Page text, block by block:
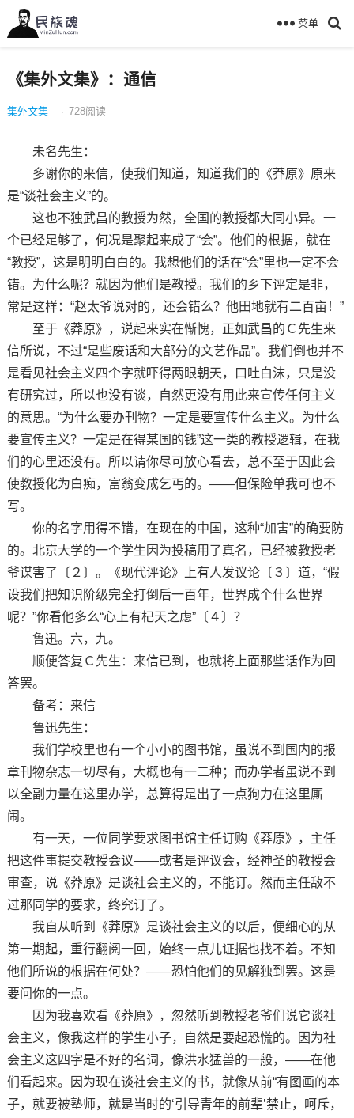
菜单
《集外文集》：通信
集外文集 · 728阅读
未名先生：
多谢你的来信，使我们知道，知道我们的《莽原》原来
是“谈社会主义”的。
这也不独武昌的教授为然，全国的教授都大同小异。一
个已经足够了，何况是聚起来成了“会”。他们的根据，就在
“教授”，这是明明白白的。我想他们的话在“会”里也一定不会
错。为什么呢？就因为他们是教授。我们的乡下评定是非，
常是这样：“赵太爷说对的，还会错么？他田地就有二百亩！”
至于《莽原》，说起来实在惭愧，正如武昌的Ｃ先生来
信所说，不过“是些废话和大部分的文艺作品”。我们倒也并不
是看见社会主义四个字就吓得两眼朝天，口吐白沫，只是没
有研究过，所以也没有谈，自然更没有用此来宣传任何主义
的意思。“为什么要办刊物？一定是要宣传什么主义。为什么
要宣传主义？一定是在得某国的钱”这一类的教授逻辑，在我
们的心里还没有。所以请你尽可放心看去，总不至于因此会
使教授化为白痴，富翁变成乞丐的。——但保险单我可也不
写。
你的名字用得不错，在现在的中国，这种“加害”的确要防
的。北京大学的一个学生因为投稿用了真名，已经被教授老
爷谋害了〔２〕。《现代评论》上有人发议论〔３〕道，“假
设我们把知识阶级完全打倒后一百年，世界成个什么世界
呢？”你看他多么“心上有杞天之虑”〔４〕？
鲁迅。六，九。
顺便答复Ｃ先生：来信已到，也就将上面那些话作为回
答罢。
备考：来信
鲁迅先生：
我们学校里也有一个小小的图书馆，虽说不到国内的报
章刊物杂志一切尽有，大概也有一二种；而办学者虽说不到
以全副力量在这里办学，总算得是出了一点狗力在这里厮
闹。
有一天，一位同学要求图书馆主任订购《莽原》，主任
把这件事提交教授会议——或者是评议会，经神圣的教授会
审查，说《莽原》是谈社会主义的，不能订。然而主任敌不
过那同学的要求，终究订了。
我自从听到《莽原》是谈社会主义的以后，便细心的从
第一期起，重行翻阅一回，始终一点儿证据也找不着。不知
他们所说的根据在何处？——恐怕他们的见解独到罢。这是
要问你的一点。
因为我喜欢看《莽原》，忽然听到教授老爷们说它谈社
会主义，像我这样的学生小子，自然是要起恐慌的。因为社
会主义这四字是不好的名词，像洪水猛兽的一般，——在他
们看起来。因为现在谈社会主义的书，就像从前“有图画的本
子，就要被塾师，就是当时的‘引导青年的前辈’禁止，呵斥，